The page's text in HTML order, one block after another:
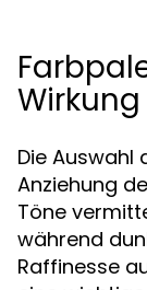
Wirkung
Die Auswahl
Anziehung
Töne
während
Raffinesse